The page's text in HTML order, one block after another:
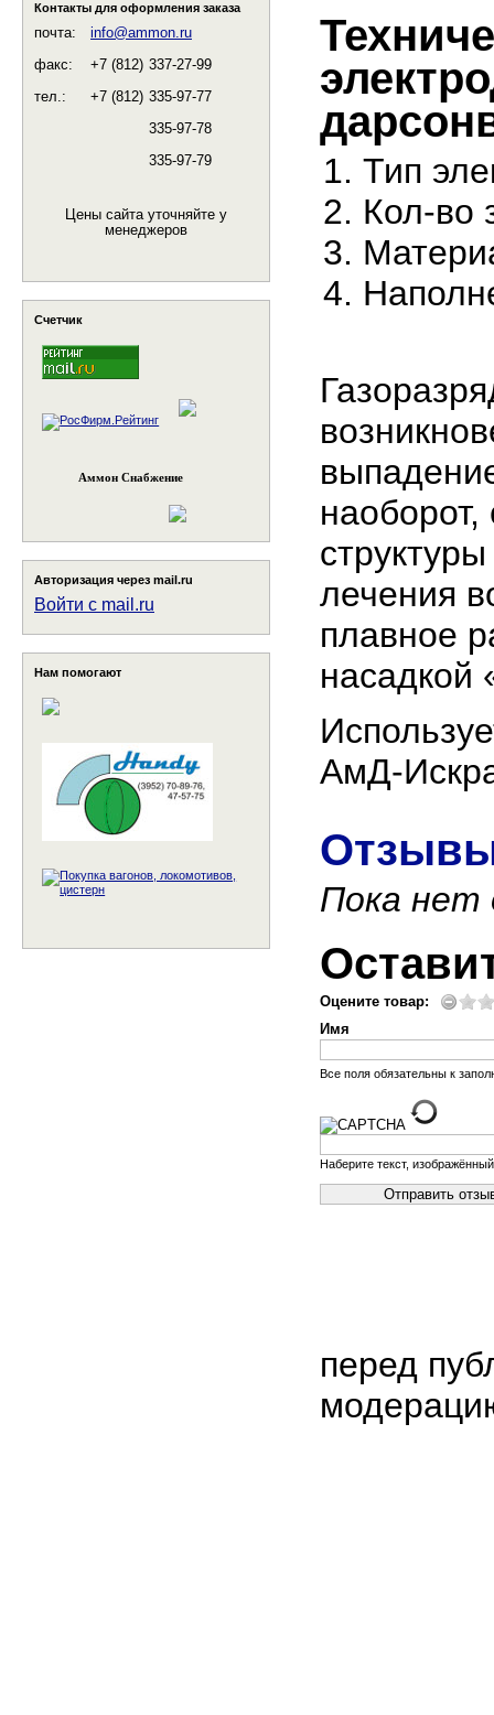
Контакты для оформления заказа
почта:
info@ammon.ru
факс:
+7 (812) 337-27-99
тел.:
+7 (812) 335-97-77
335-97-78
335-97-79
Цены сайта уточняйте у
менеджеров
Счетчик
Аммон Снабжение
Авторизация через mail.ru
Войти с mail.ru
Нам помогают
Тип
Кол-во
лечения
плавное
насадкой
АмД-
Пока нет
Оцените товар:
Имя
Все поля обязательны к
Наберите текст,
перед